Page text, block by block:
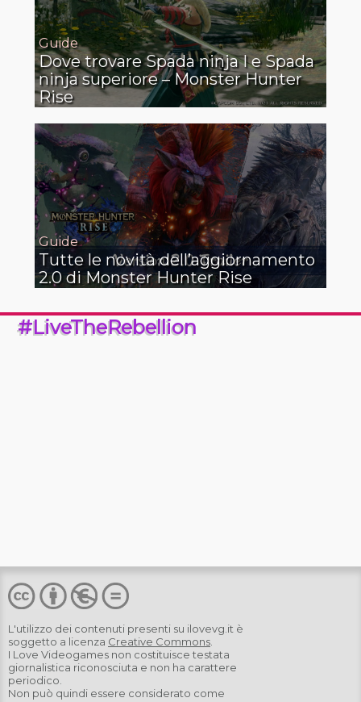
Guide
Dove trovare Spada ninja I e Spada
ninja superiore – Monster Hunter
Rise
Guide
Tutte le novità dell’aggiornamento
2.0 di Monster Hunter Rise
#LiveTheRebellion
L'utilizzo dei contenuti presenti su ilovevg.it è
soggetto a licenza Creative Commons.
I Love Videogames non costituisce testata
giornalistica riconosciuta e non ha carattere
periodico.
Non può quindi essere considerato come